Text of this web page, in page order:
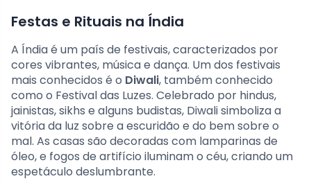
Festas e Rituais na Índia
A Índia é um país de festivais, caracterizados por
cores vibrantes, música e dança. Um dos festivais
mais conhecidos é o Diwali, também conhecido
como o Festival das Luzes. Celebrado por hindus,
jainistas, sikhs e alguns budistas, Diwali simboliza a
vitória da luz sobre a escuridão e do bem sobre o
mal. As casas são decoradas com lamparinas de
óleo, e fogos de artifício iluminam o céu, criando um
espetáculo deslumbrante.